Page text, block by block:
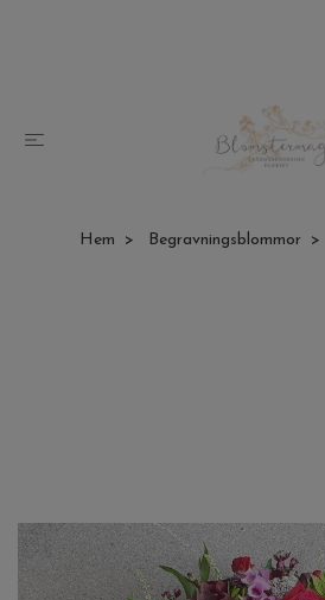
Hem Begravningsblommor